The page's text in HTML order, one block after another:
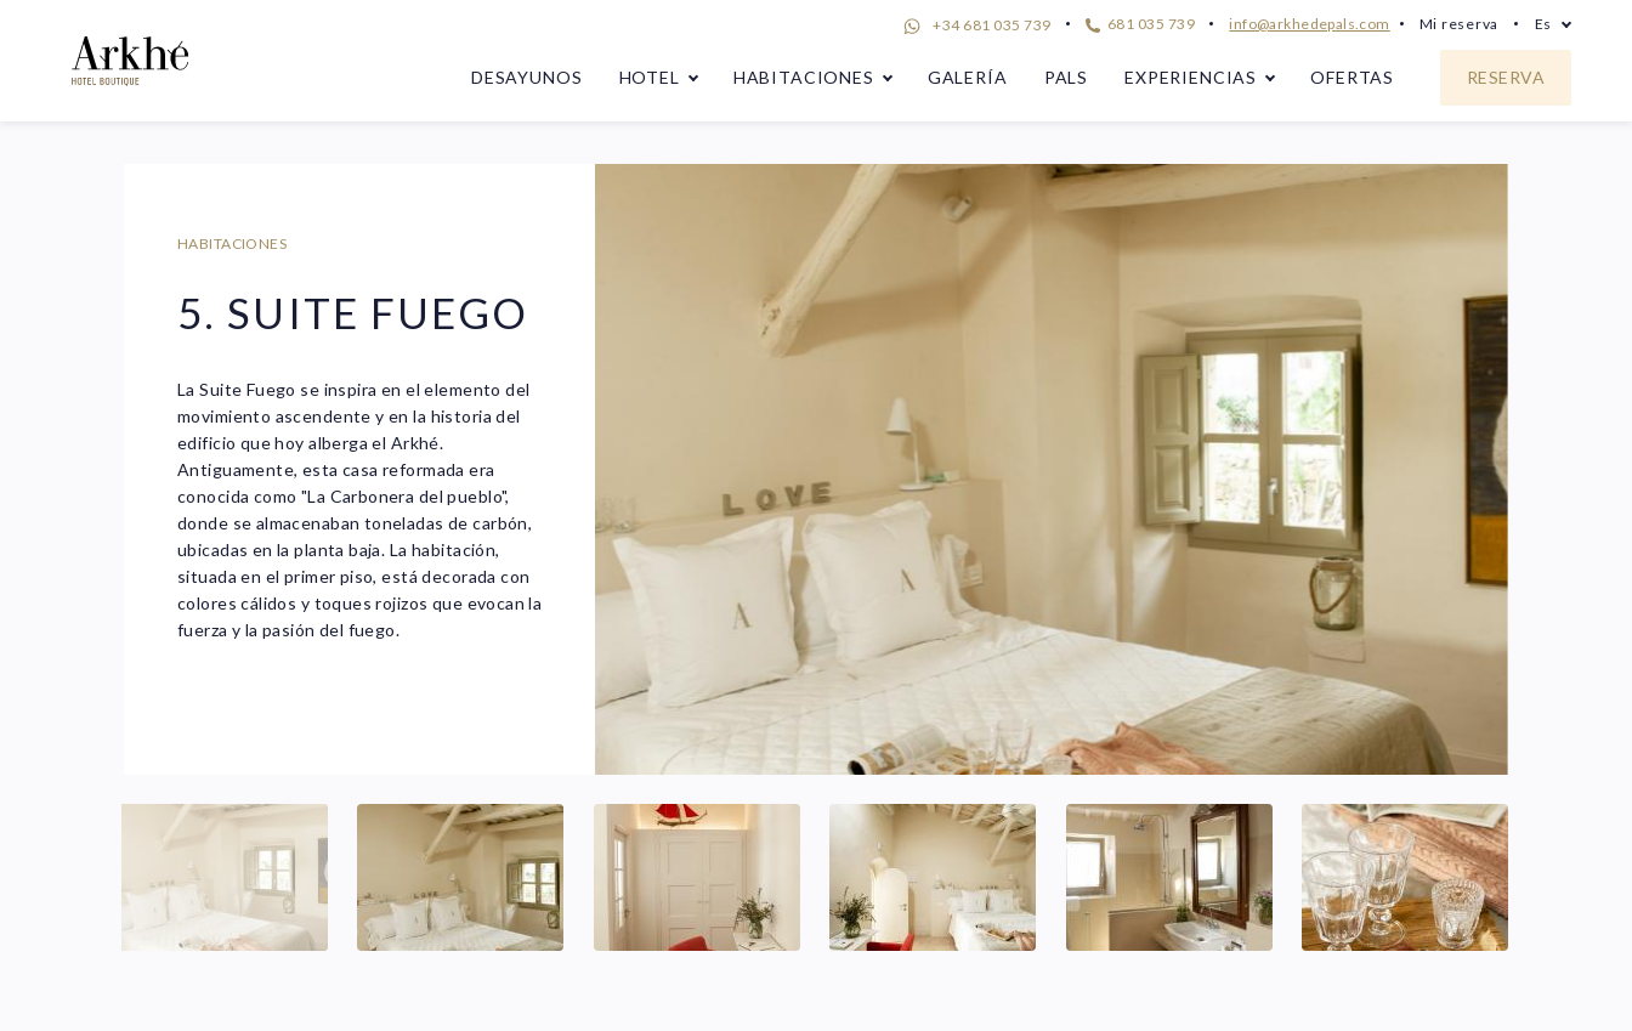
+34 681 035 739 681 035 739 info@arkhedepals.com Mi reserva Es
HOTEL HABITACIONES
DESAYUNOS GALERÍA PALS EXPERIENCIAS OFERTAS RESERVA
HABITACIONES
5. SUITE FUEGO
La Suite Fuego se inspira en el elemento del
movimiento ascendente y en la historia del
edificio que hoy alberga el Arkhé.
Antiguamente, esta casa reformada era
conocida como "La Carbonera del pueblo",
donde se almacenaban toneladas de carbón,
ubicadas en la planta baja. La habitación,
situada en el primer piso, está decorada con
colores cálidos y toques rojizos que evocan la
fuerza y la pasión del fuego.